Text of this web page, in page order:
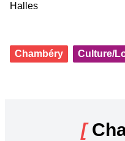
Halles
Chambéry Culture/
[